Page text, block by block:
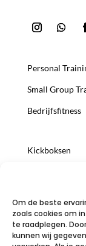
Om de beste
zoals cookies om
te raadplegen.
kunnen wij
Personal
Small Group
Bedrijfsfitness
Kickboksen
Try-Out korting